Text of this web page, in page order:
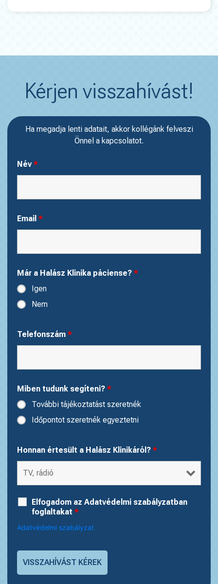
Kérjen visszahívást!
Ha megadja lenti adatait, akkor kollégánk felveszi
Önnel a kapcsolatot.
Név *
Email *
Már a Halász Klinika páciense? *
Igen
Nem
Telefonszám *
Miben tudunk segíteni? *
További tájékoztatást szeretnék
Időpontot szeretnék egyeztetni
Honnan értesült a Halász Klinikáról? *
Elfogadom az Adatvédelmi szabályzatban
foglaltakat *
Adatvédelmi szabályzat